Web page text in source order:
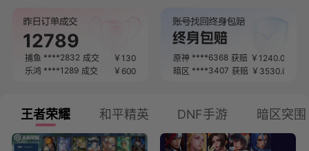
12789
抖音 * 成交
FI ****5616 成交
三角 ****6244
捕鱼 ****2832 成交 ￥ 130
乐鸿 ****1289 成交 ￥ 600
王者 ****2448 ￥1300
捕鱼 ****8480 ￥
130
抖音 * 成交 ￥70
****3634
无畏 ****4180 获赔
三国 ****3512
王者 ****5254
原神 ****6368 获赔 ￥ 1240.00
暗区 ****3407 获赔 ￥ 3530.00
原神 ****7438 ￥3870.00
****3456
4920.00
崩坏 ****4870 获赔 ￥1610.00
****0727
王者荣耀 和平精英 DNF手游 暗区突围